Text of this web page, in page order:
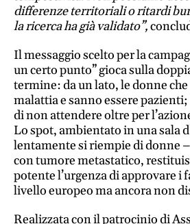
Vai
BN -
Abbonati
23 euro
edicolasanpaolo.it
Social
differenze territoriali o ritardi
la ricerca ha già validato”,
Il messaggio scelto per la
un certo punto” gioca sulla
termine: da un lato, le donne
malattia e sanno essere pazienti;
di non attendere oltre per
Lo spot, ambientato in una sala
lentamente si riempie di donne
con tumore metastatico,
potente l’urgenza di approvare i
livello europeo ma ancora non
Realizzata con il patrocinio di